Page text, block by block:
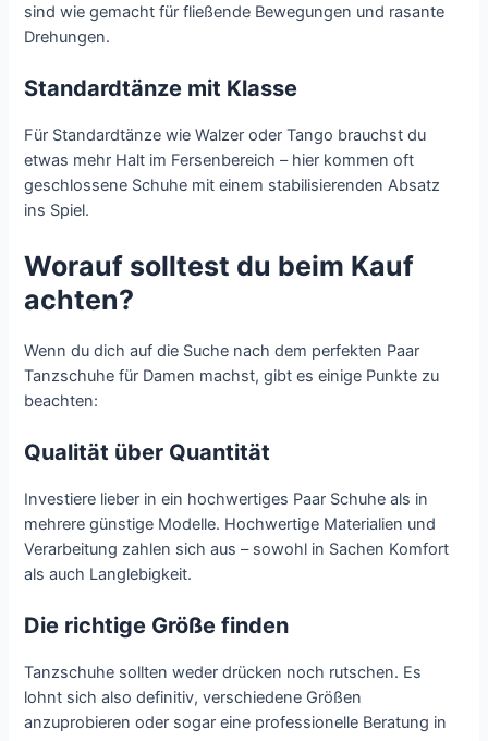
sind wie gemacht für fließende Bewegungen und rasante
Drehungen.
Standardtänze mit Klasse
Für Standardtänze wie Walzer oder Tango brauchst du
etwas mehr Halt im Fersenbereich – hier kommen oft
geschlossene Schuhe mit einem stabilisierenden Absatz
ins Spiel.
Worauf solltest du beim Kauf
achten?
Wenn du dich auf die Suche nach dem perfekten Paar
Tanzschuhe für Damen machst, gibt es einige Punkte zu
beachten:
Qualität über Quantität
Investiere lieber in ein hochwertiges Paar Schuhe als in
mehrere günstige Modelle. Hochwertige Materialien und
Verarbeitung zahlen sich aus – sowohl in Sachen Komfort
als auch Langlebigkeit.
Die richtige Größe finden
Tanzschuhe sollten weder drücken noch rutschen. Es
lohnt sich also definitiv, verschiedene Größen
anzuprobieren oder sogar eine professionelle Beratung in